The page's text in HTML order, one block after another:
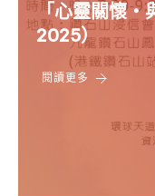
「心靈關懷‧
2025）
閱讀更多